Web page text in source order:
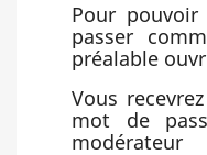
Pour
passer
préalable
Vous
mot de